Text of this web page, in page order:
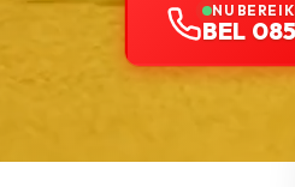
NU
BEL